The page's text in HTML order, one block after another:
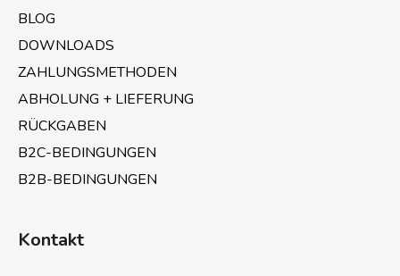
BLOG
DOWNLOADS
ZAHLUNGSMETHODEN
ABHOLUNG + LIEFERUNG
RÜCKGABEN
B2C-BEDINGUNGEN
B2B-BEDINGUNGEN
Kontakt